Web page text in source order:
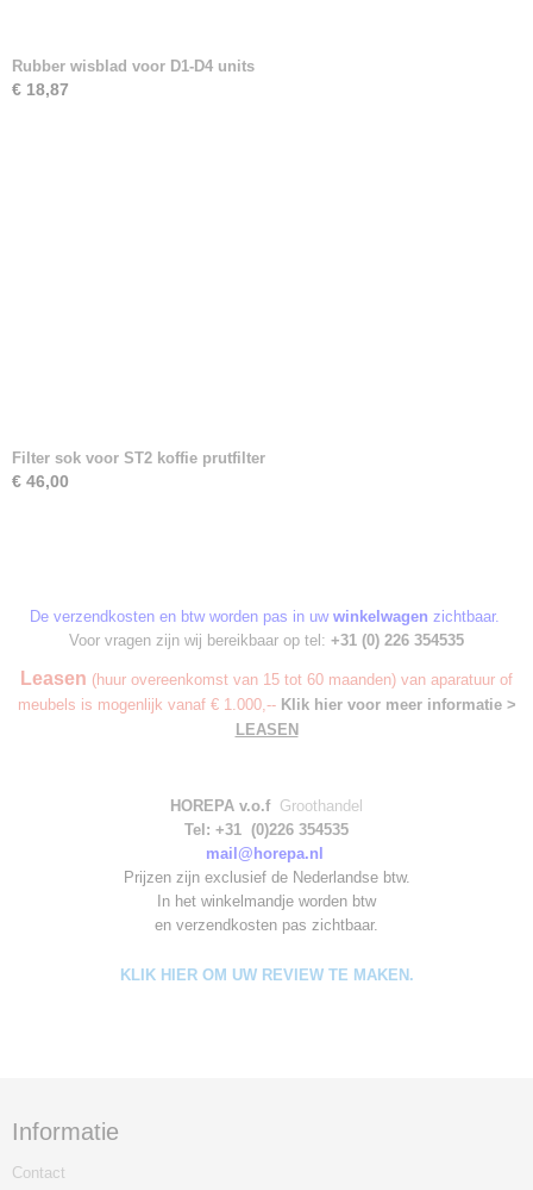
Rubber wisblad voor D1-D4 units
€ 18,87
Filter sok voor ST2 koffie prutfilter
€ 46,00
De verzendkosten en btw worden pas in uw winkelwagen zichtbaar.
Voor vragen zijn wij bereikbaar op tel: +31 (0) 226 354535
Leasen (huur overeenkomst van 15 tot 60 maanden) van aparatuur of
meubels is mogenlijk vanaf € 1.000,-- Klik hier voor meer informatie >
LEASEN
HOREPA v.o.f Groothandel
Tel: +31 (0)226 354535
mail@horepa.nl
Prijzen zijn exclusief de Nederlandse btw.
In het winkelmandje worden btw
en verzendkosten pas zichtbaar.
KLIK HIER OM UW REVIEW TE MAKEN.
Informatie
Contact